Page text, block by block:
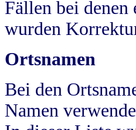
Fällen bei
wurden
Ortsnamen
Bei den
Namen